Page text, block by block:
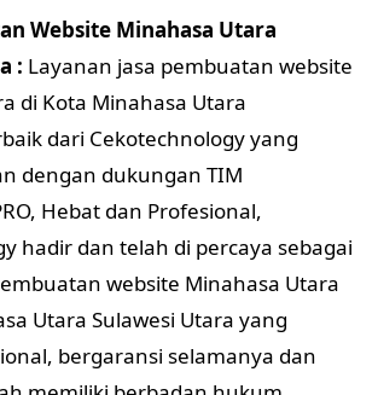
Website Minahasa Utara
: Layanan jasa pembuatan website
di Kota Minahasa Utara
dari Cekotechnology yang
dengan dukungan TIM
Hebat dan Profesional,
hadir dan telah di percaya sebagai
website Minahasa Utara
Utara Sulawesi Utara yang
bergaransi selamanya dan